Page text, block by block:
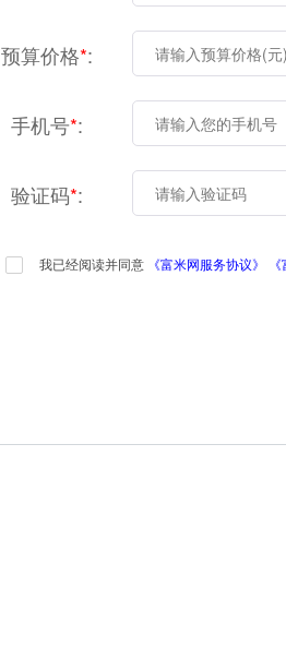
预算价格*:
手机号*:
验证码*:
我已经阅读并同意 《富米网服务协议》